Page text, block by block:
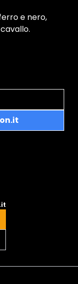
e nero,